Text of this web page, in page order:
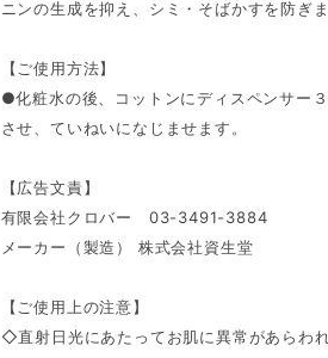
ニンの生成を抑え、シミ・そばかすを防
【ご使用方法】
●化粧水の後、コットンにディスペンサー
させ、ていねいになじませます。
【広告文責】
有限会社クロバー 03-3491-3884
メーカー（製造） 株式会社資生堂
【ご使用上の注意】
◇直射日光にあたってお肌に異常があら